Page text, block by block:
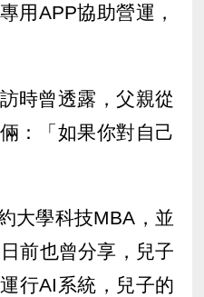
用APP協助營運，
時曾透露，父親從
：「如果你對自己
大學科技MBA，並
前也曾分享，兒子
行AI系統，兒子的